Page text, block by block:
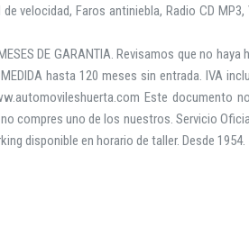
velocidad, Faros antiniebla, Radio CD
DE GARANTIA. Revisamos que no
hasta 120 meses sin entrada. IVA
Este documento
compres uno de los nuestros. Servicio
disponible en horario de taller. Desde 1954.